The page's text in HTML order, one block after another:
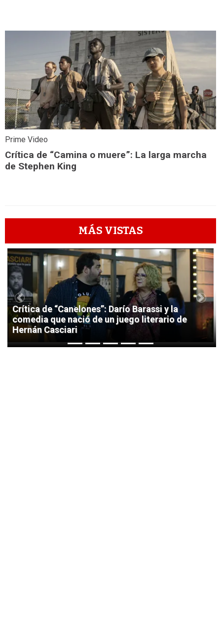
Prime Video
Crítica de “Camina o muere”: La larga marcha
de Stephen King
MÁS VISTAS
1
Crítica de “Canelones”: Darío Barassi y la
comedia que nació de un juego literario de
Hernán Casciari
Previous Next